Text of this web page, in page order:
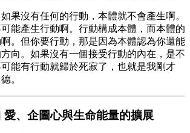
果沒有任何的行動，本體就不會產生啊。
能產生行動啊。行動構成本體，而本體的
。但你要行動，那是因為本體認為你還能
向。如果沒有一個接受行動的內在，是不
能有行動就歸於死寂了，也就是我剛才
。
愛、企圖心與生命能量的擴展